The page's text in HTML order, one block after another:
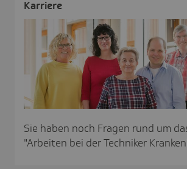
Karriere
Sie haben noch Fragen rund um
"Arbeiten bei der Techniker